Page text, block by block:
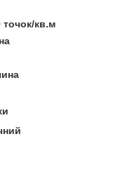
точок/кв.м